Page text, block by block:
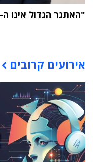
"האתגר הגדול אינו ה-AI אלא הטמעתה בארגון"
אירועים קרובים